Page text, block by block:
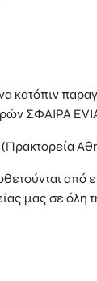
κατόπιν
ΣΦΑΙΡΑ
από
μας σε όλη